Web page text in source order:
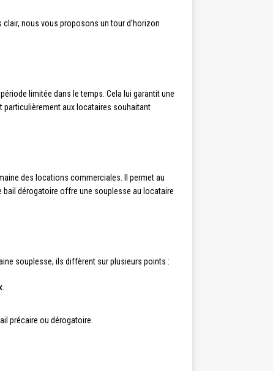
nous vous proposons un tour d’horizon
limitée dans le temps. Cela lui garantit une
particulièrement aux locataires souhaitant
des locations commerciales. Il permet au
bail dérogatoire offre une souplesse au locataire
souplesse, ils diffèrent sur plusieurs points :
précaire ou dérogatoire.